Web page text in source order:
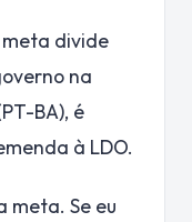
divide
na
BA), é
à LDO.
meta. Se eu